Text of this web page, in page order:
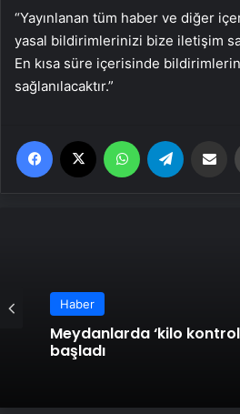
“Yayınlanan tüm haber ve diğer
yasal bildirimlerinizi bize iletişim
En kısa süre içerisinde
sağlanılacaktır.”
Facebook WhatsApp
Haber
Meydanlarda ‘kilo
başladı